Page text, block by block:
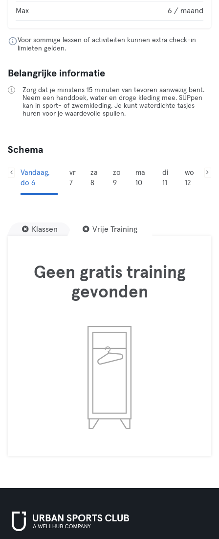
Max 6 / maand
Voor sommige lessen of activiteiten kunnen extra check-in
limieten gelden.
Belangrijke informatie
Zorg dat je minstens 15 minuten van tevoren aanwezig bent.
Neem een handdoek, water en droge kleding mee. SUPpen
kan in sport- of zwemkleding. Je kunt waterdichte tasjes
huren voor je waardevolle spullen.
Schema
Vandaag,
do 6
vr
7
za
8
zo
9
ma
10
di
11
wo
12
Klassen Vrije Training
Geen gratis training
gevonden